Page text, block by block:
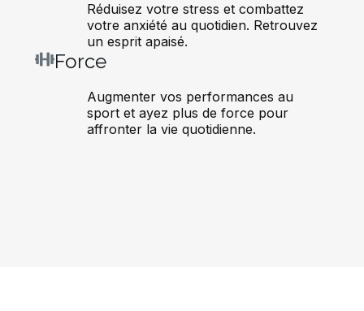
Réduisez votre stress et combattez
votre anxiété au quotidien. Retrouvez
un esprit apaisé.
Force
Augmenter vos performances au
sport et ayez plus de force pour
affronter la vie quotidienne.